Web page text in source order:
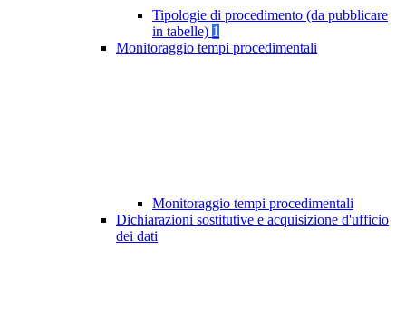
Tipologie di procedimento (da pubblicare
in tabelle) 1
Monitoraggio tempi procedimentali
Monitoraggio tempi procedimentali
Dichiarazioni sostitutive e acquisizione d'ufficio
dei dati